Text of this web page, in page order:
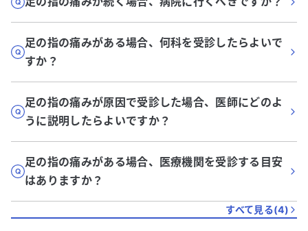
足の指の痛みがある場合、何科を受診したらよいで
すか？
足の指の痛みが原因で受診した場合、医師にどのよ
うに説明したらよいですか？
足の指の痛みがある場合、医療機関を受診する目安
はありますか？
すべて見る(4)